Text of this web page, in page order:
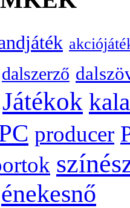
dalszerző
Játékok
producer
énekesnő